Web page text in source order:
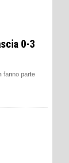
0-3
fanno parte